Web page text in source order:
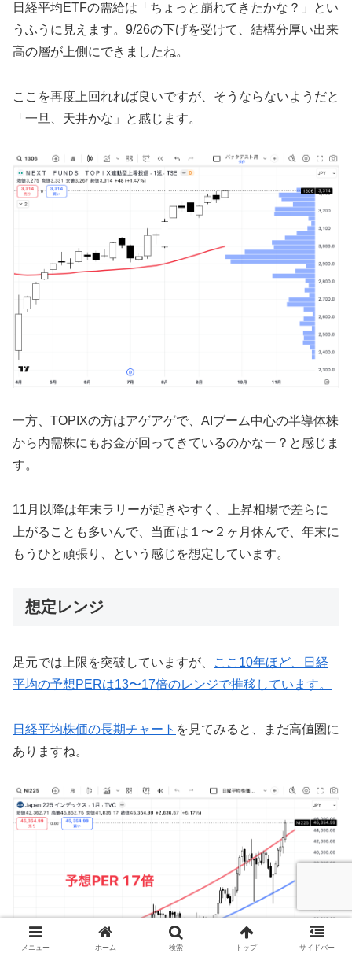
日経平均ETFの需給は「ちょっと崩れてきたかな？」とい
うふうに見えます。9/26の下げを受けて、結構分厚い出来
高の層が上側にできましたね。
ここを再度上回れれば良いですが、そうならないようだと
「一旦、天井かな」と感じます。
一方、TOPIXの方はアゲアゲで、AIブーム中心の半導体株
から内需株にもお金が回ってきているのかなー？と感じま
す。
11月以降は年末ラリーが起きやすく、上昇相場で差らに
上がることも多いんで、当面は１〜２ヶ月休んで、年末に
もうひと頑張り、という感じを想定しています。
想定レンジ
足元では上限を突破していますが、
ここ10年ほど、日経
平均の予想PERは13〜17倍のレンジで推移しています。
日経平均株価の長期チャート を見てみると、まだ高値圏に
ありますね。
メニュー ホーム 検索 トップ サイドバー